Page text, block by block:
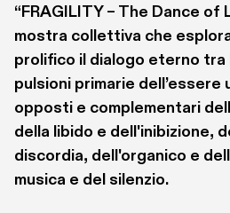
dell’apprendimento e
produzione artistica,
di lettura per la
cerebrali alla base delle
intenzioni artistiche
Emanuela Terrazzi si è
Chirurgia nel 1981 presso
“FRAGILITY – The Dance of
mostra collettiva che
prolifico il dialogo eterno tra
pulsioni primarie dell’essere
opposti e complementari
della libido e dell'inibizione,
discordia, dell'organico e
musica e del silenzio.